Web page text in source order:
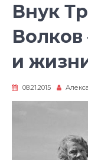
Внук
и
08.21.2015